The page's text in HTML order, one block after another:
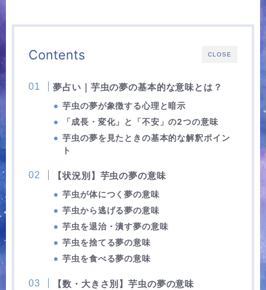
CLOSE
Contents
夢占い｜芋虫の夢の基本的な意味とは？
芋虫の夢が象徴する心理と暗示
「成長・変化」と「不安」の2つの意味
芋虫の夢を見たときの基本的な解釈ポイン
ト
【状況別】芋虫の夢の意味
芋虫が体につく夢の意味
芋虫から逃げる夢の意味
芋虫を退治・潰す夢の意味
芋虫を捨てる夢の意味
芋虫を食べる夢の意味
【数・大きさ別】芋虫の夢の意味